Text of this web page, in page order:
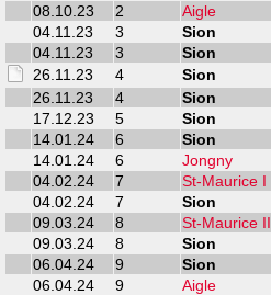
08.10.23
2 Aigle
04.11.23
3 Sion
04.11.23
3 Sion
26.11.23
4 Sion
26.11.23
4 Sion
17.12.23
5 Sion
14.01.24
6 Sion
14.01.24
6 Jongny
04.02.24
7 St-Maurice I
04.02.24
7 Sion
09.03.24
8 St-Maurice II
09.03.24
8 Sion
06.04.24
9 Sion
06.04.24
9 Aigle